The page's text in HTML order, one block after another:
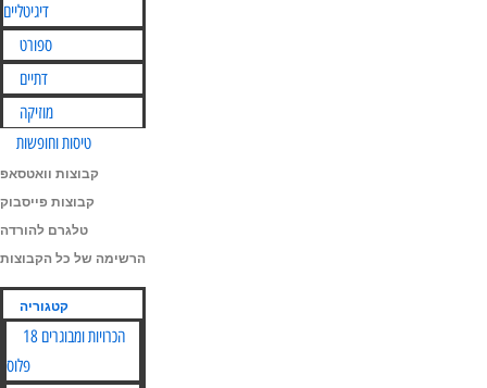
דיגיטליים
ספורט
דתיים
מוזיקה
טיסות וחופשות
קבוצות וואטסאפ
קבוצות פייסבוק
טלגרם להורדה
הרשימה של כל הקבוצות
קטגוריה
הכרויות ומבוגרים 18
פלוס